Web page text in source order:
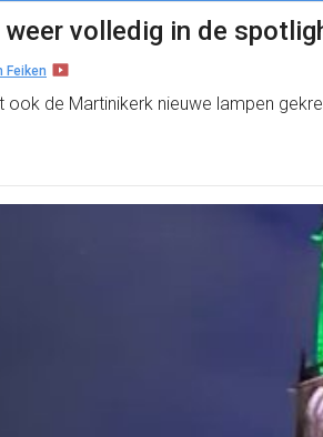
volledig in de
Feiken
de Martinikerk nieuwe lampen